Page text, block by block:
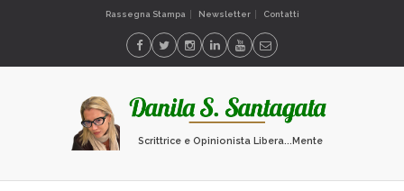
Rassegna Stampa Newsletter Contatti
Scrittrice e Opinionista Libera...Mente